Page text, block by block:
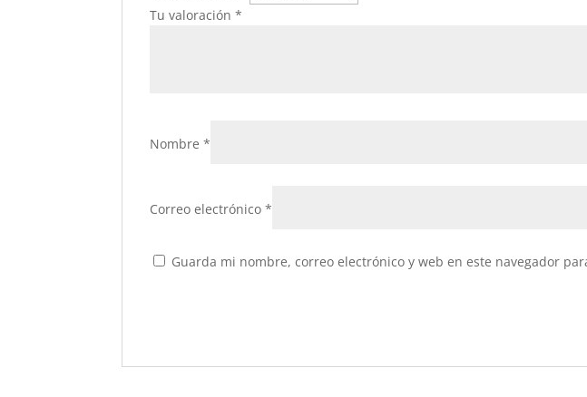
Tu valoración*
Nombre*
Correo electrónico*
Guarda mi nombre, correo electrónico y web en este navegador